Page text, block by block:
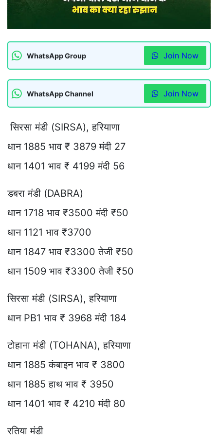
WhatsApp Group Join Now
WhatsApp Channel Join Now
सिरसा मंडी (SIRSA), हरियाणा
धान 1885 भाव ₹ 3879 मंदी 27
धान 1401 भाव ₹ 4199 मंदी 56
डबरा मंडी (DABRA)
धान 1718 भाव ₹3500 मंदी ₹50
धान 1121 भाव ₹3700
धान 1847 भाव ₹3300 तेजी ₹50
धान 1509 भाव ₹3300 तेजी ₹50
सिरसा मंडी (SIRSA), हरियाणा
धान PB1 भाव ₹ 3968 मंदी 184
टोहाना मंडी (TOHANA), हरियाणा
धान 1885 कंबाइन भाव ₹ 3800
धान 1885 हाथ भाव ₹ 3950
धान 1401 भाव ₹ 4210 मंदी 80
रतिया मंडी